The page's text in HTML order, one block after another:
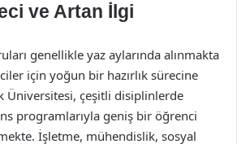
ve Artan İlgi
genellikle yaz aylarında alınmakta
için yoğun bir hazırlık sürecine
Üniversitesi, çeşitli disiplinlerde
programlarıyla geniş bir öğrenci
İşletme, mühendislik, sosyal